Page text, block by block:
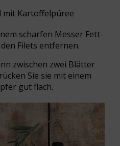
mit Kartoffelpüree
scharfen Messer Fett-
Filets entfernen.
zwischen zwei Blätter
Sie sie mit einem
gut flach.